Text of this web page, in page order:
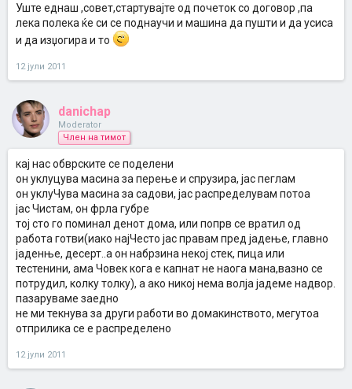
Уште еднаш ,совет,стартувајте од почеток со договор ,па
лека полека ќе си се поднаучи и машина да пушти и да усиса
и да изџогира и то
12 јули 2011
danichap
Moderator
Член на тимот
кај нас обврските се поделени
он уклуцува масина за перење и спрузира, јас пеглам
он уклуЧува масина за садови, јас распределувам потоа
јас Чистам, он фрла губре
тој сто го поминал денот дома, или попрв се вратил од
работа готви(иако најЧесто јас правам пред јадење, главно
јаденње, десерт..а он набрзина некој стек, пица или
тестенини, ама Човек кога е капнат не наога мана,вазно се
потрудил, колку толку), а ако никој нема волја јадеме надвор.
пазаруваме заедно
не ми текнува за други работи во домакинството, мегутоа
отприлика се е распределено
12 јули 2011